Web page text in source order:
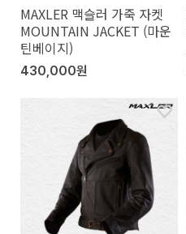
MAXLER 맥슬러 가죽 자켓
MOUNTAIN JACKET (마운
틴베이지)
430,000원